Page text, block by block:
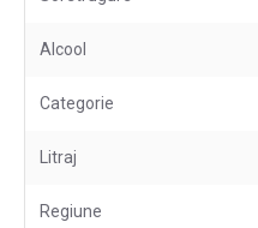
Alcool
Categorie
Litraj
Regiune